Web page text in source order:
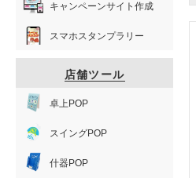
キャンペーンサイト作成
スマホスタンプラリー
店舗ツール
卓上POP
スイングPOP
什器POP